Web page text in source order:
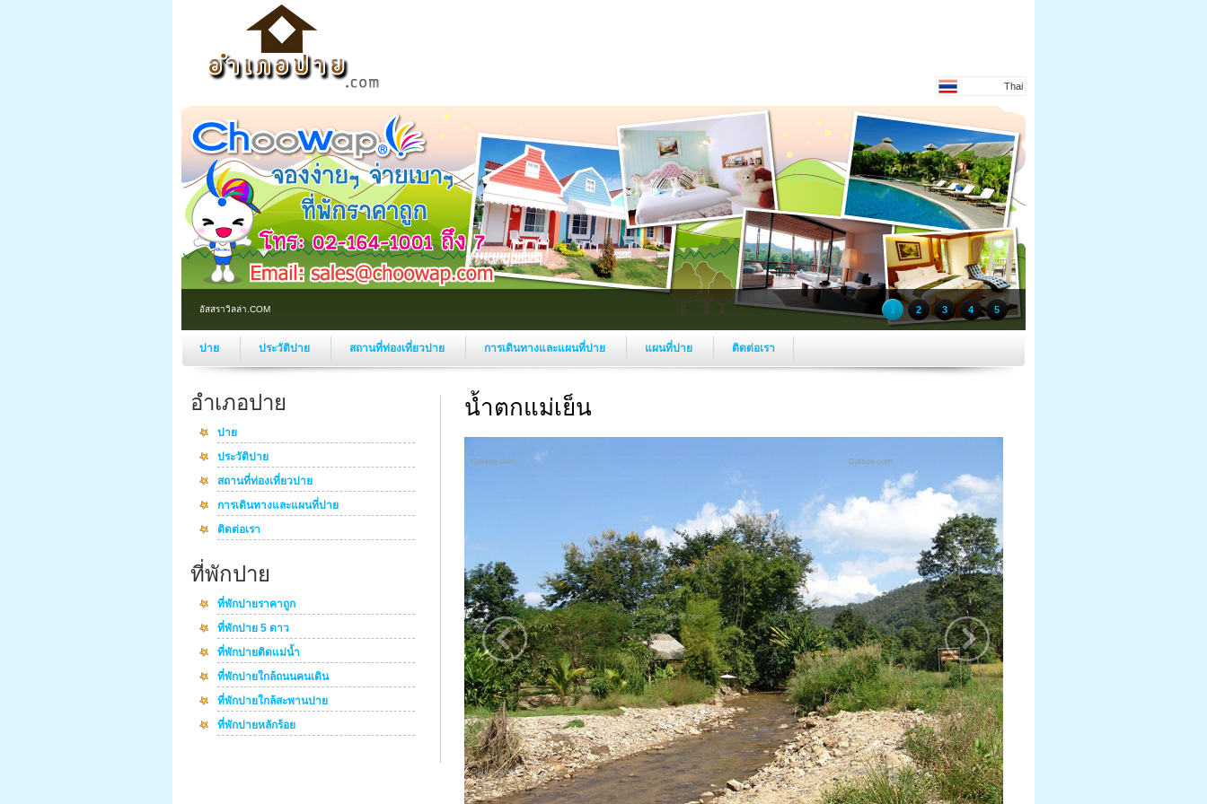
Thai
อัสสราวิลล่า.COM 1 2 3 4 5
ปาย ประวัติปาย สถานที่ท่องเที่ยวปาย การเดินทางและแผนที่ปาย แผนที่ปาย ติดต่อเรา
อำเภอปาย
ปาย
ประวัติปาย
สถานที่ท่องเที่ยวปาย
การเดินทางและแผนที่ปาย
ติดต่อเรา
ที่พักปาย
ที่พักปายราคาถูก
ที่พักปาย 5 ดาว
ที่พักปายติดแม่น้ำ
ที่พักปายใกล้ถนนคนเดิน
ที่พักปายใกล้สะพานปาย
ที่พักปายหลักร้อย
น้ำตกแม่เย็น